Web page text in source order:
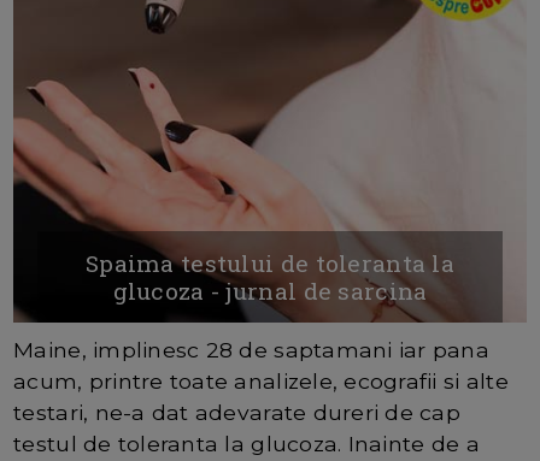
Spaima testului de toleranta la
glucoza - jurnal de sarcina
Maine, implinesc 28 de saptamani iar pana
acum, printre toate analizele, ecografii si alte
testari, ne-a dat adevarate dureri de cap
testul de toleranta la glucoza. Inainte de a